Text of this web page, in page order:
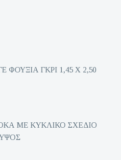
ΦΟΥΞΙΑ ΓΚΡΙ 1,45 Χ 2,50
ΜΕ ΚΥΚΛΙΚΟ ΣΧΕΔΙΟ
ΥΨΟΣ